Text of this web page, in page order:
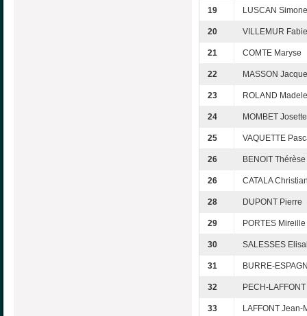
19 LUSCAN Simone
20 VILLEMUR
21 COMTE Maryse
22 MASSON
23 ROLAND
24 MOMBET Josette
25 VAQUETTE
26 BENOIT Thérèse
26 CATALA
28 DUPONT Pierre
29 PORTES Mireille
30 SALESSES
31 BURRE-
32 PECH-
33 LAFFONT Jean-